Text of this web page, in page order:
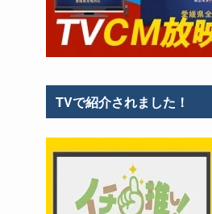
TVで紹介されました！